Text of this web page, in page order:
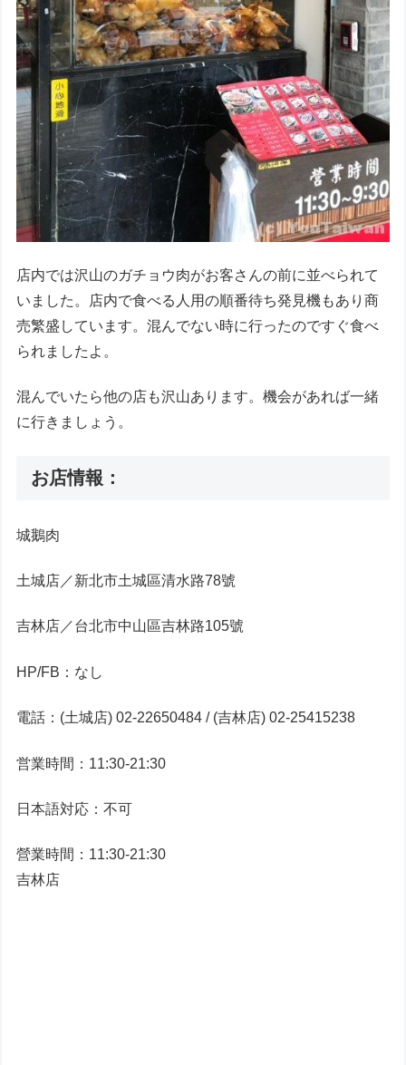
店内では沢山のガチョウ肉がお客さんの前に並べられて
いました。店内で食べる人用の順番待ち発見機もあり商
売繁盛しています。混んでない時に行ったのですぐ食べ
られましたよ。
混んでいたら他の店も沢山あります。機会があれば一緒
に行きましょう。
お店情報：
城鵝肉
土城店／新北市土城區清水路78號
吉林店／台北市中山區吉林路105號
HP/FB：なし
電話：(土城店) 02-22650484 / (吉林店) 02-25415238
営業時間：11:30-21:30
日本語対応：不可
營業時間：11:30-21:30
吉林店